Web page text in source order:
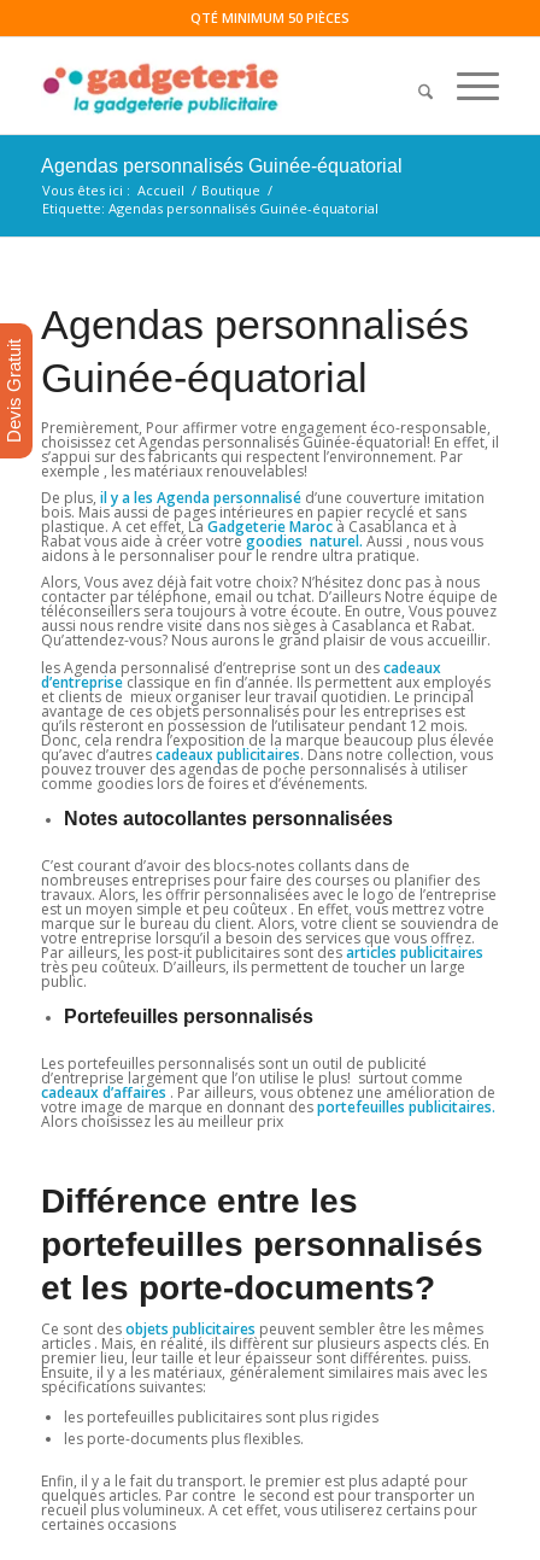
QTÉ MINIMUM 50 PIÈCES
Agendas personnalisés Guinée-équatorial
Vous êtes ici : Accueil / Boutique /
Etiquette: Agendas personnalisés Guinée-équatorial
Agendas personnalisés
Guinée-équatorial
Premièrement, Pour affirmer votre engagement éco-responsable,
choisissez cet Agendas personnalisés Guinée-équatorial! En effet, il
s’appui sur des fabricants qui respectent l’environnement. Par
exemple , les matériaux renouvelables!
De plus, il y a les Agenda personnaliséd’une couverture imitation
bois. Mais aussi de pages intérieures en papier recyclé et sans
plastique. A cet effet, La Gadgeterie Marocà Casablanca et à
Rabat vous aide à créer votregoodies naturel. Aussi , nous vous
aidons à le personnaliser pour le rendre ultra pratique.
Alors, Vous avez déjà fait votre choix? N’hésitez donc pas à nous
contacter par téléphone, email ou tchat. D’ailleurs Notre équipe de
téléconseillers sera toujours à votre écoute. En outre, Vous pouvez
aussi nous rendre visite dans nos sièges à Casablanca et Rabat.
Qu’attendez-vous? Nous aurons le grand plaisir de vous accueillir.
les Agenda personnalisé d’entreprise sont un descadeaux
d’entrepriseclassique en fin d’année. Ils permettent aux employés
et clients de mieux organiser leur travail quotidien. Le principal
avantage de ces objets personnalisés pour les entreprises est
qu’ils resteront en possession de l’utilisateur pendant 12 mois.
Donc, cela rendra l’exposition de la marque beaucoup plus élevée
qu’avec d’autrescadeaux publicitaires. Dans notre collection, vous
pouvez trouver des agendas de poche personnalisés à utiliser
comme goodies lors de foires et d’événements.
Notes autocollantes personnalisées
C’est courant d’avoir des blocs-notes collants dans de
nombreuses entreprises pour faire des courses ou planifier des
travaux. Alors, les offrir personnalisées avec le logo de l’entreprise
est un moyen simple et peu coûteux . En effet, vous mettrez votre
marque sur le bureau du client. Alors, votre client se souviendra de
votre entreprise lorsqu’il a besoin des services que vous offrez.
Par ailleurs, les post-it publicitaires sont desarticles publicitaires
très peu coûteux. D’ailleurs, ils permettent de toucher un large
public.
Portefeuilles personnalisés
Les portefeuilles personnalisés sont un outil de publicité
d’entreprise largement que l’on utilise le plus! surtout comme
cadeaux d’affaires . Par ailleurs, vous obtenez une amélioration de
votre image de marque en donnant desportefeuilles publicitaires.
Alors choisissez les au meilleur prix
Différence entre les
portefeuilles personnalisés
et les porte-documents?
Ce sont desobjets publicitaires peuvent sembler être les mêmes
articles . Mais, en réalité, ils diffèrent sur plusieurs aspects clés. En
premier lieu, leur taille et leur épaisseur sont différentes. puiss.
Ensuite, il y a les matériaux, généralement similaires mais avec les
spécifications suivantes:
les portefeuilles publicitaires sont plus rigides
les porte-documents plus flexibles.
Enfin, il y a le fait du transport. le premier est plus adapté pour
quelques articles. Par contre le second est pour transporter un
recueil plus volumineux. A cet effet, vous utiliserez certains pour
certaines occasions
Devis Gratuit